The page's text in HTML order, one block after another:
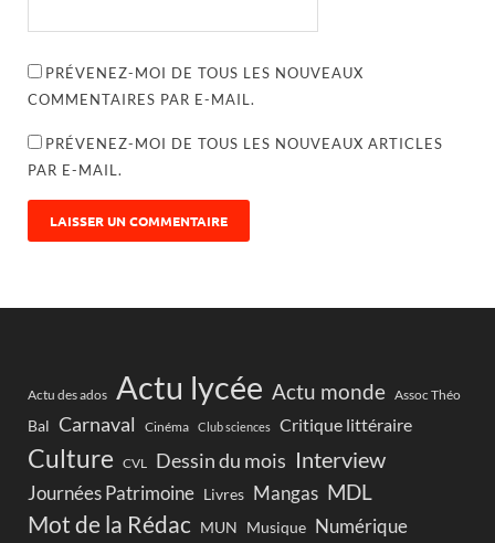
PRÉVENEZ-MOI DE TOUS LES NOUVEAUX
COMMENTAIRES PAR E-MAIL.
PRÉVENEZ-MOI DE TOUS LES NOUVEAUX ARTICLES
PAR E-MAIL.
Actu des ados Actu lycée Actu monde Assoc Théo
Bal Carnaval Cinéma Club sciences Critique littéraire
Culture CVL Dessin du mois Interview
Journées Patrimoine Livres Mangas MDL
Mot de la Rédac MUN Musique Numérique